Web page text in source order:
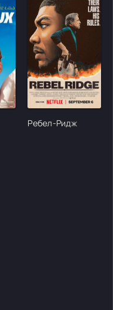
[/
Ребел-Ридж